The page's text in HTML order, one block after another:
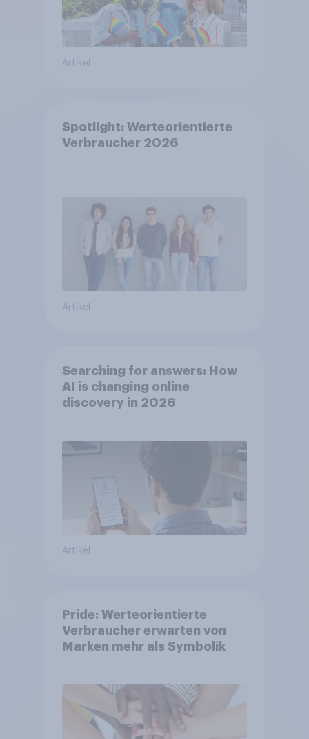
Artikel
Spotlight: Werteorientierte
Verbraucher 2026
Artikel
Searching for answers: How
AI is changing online
discovery in 2026
Artikel
Pride: Werteorientierte
Verbraucher erwarten von
Marken mehr als Symbolik